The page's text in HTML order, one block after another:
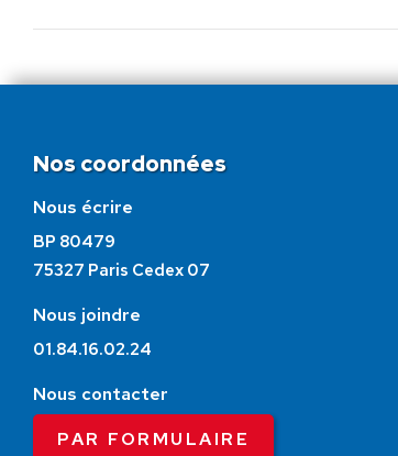
Nos coordonnées
Nous écrire
BP 80479
75327 Paris Cedex 07
Nous joindre
01.84.16.02.24
Nous contacter
PAR FORMULAIRE